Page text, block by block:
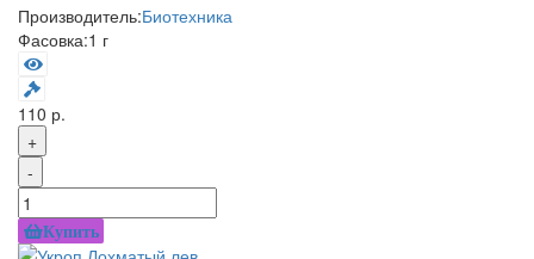
Производитель:Биотехника
Фасовка:1 г
110 р.
+
-
Купить